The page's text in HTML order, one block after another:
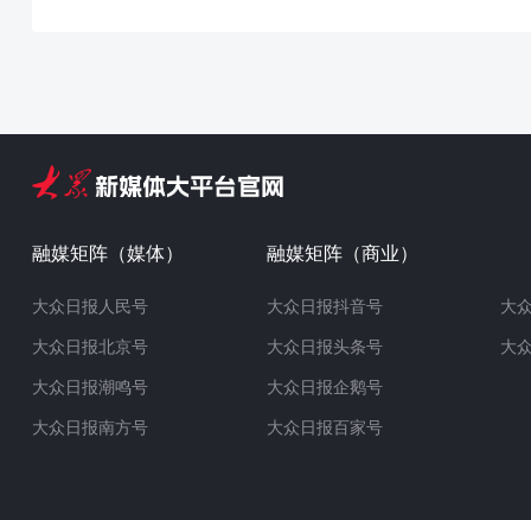
融媒矩阵（媒体）
大众日报人民号
大众日报北京号
大众日报潮鸣号
大众日报南方号
融媒矩阵（商业）
大众日报抖音号
大众日报头条号
大众日报企鹅号
大众日报百家号
大
大